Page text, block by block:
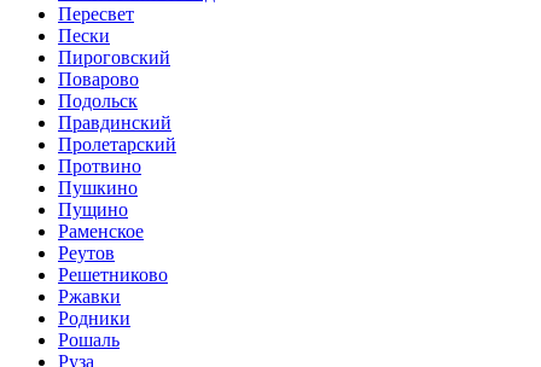
Пересвет
Пески
Пироговский
Поварово
Подольск
Правдинский
Пролетарский
Протвино
Пушкино
Пущино
Раменское
Реутов
Решетниково
Ржавки
Родники
Рошаль
Руза